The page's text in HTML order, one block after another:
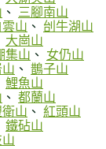
三腳南山
雲山 刣牛湖山
大崗山
集山 女仍山
鵲子山
鯉魚山
都蘭山
山 紅頭山
鐵砧山